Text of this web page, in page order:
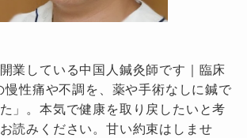
業している中国人鍼灸師です｜臨床
慢性痛や不調を、薬や手術なしに鍼で
」。本気で健康を取り戻したいと考
読みください。甘い約束はしませ